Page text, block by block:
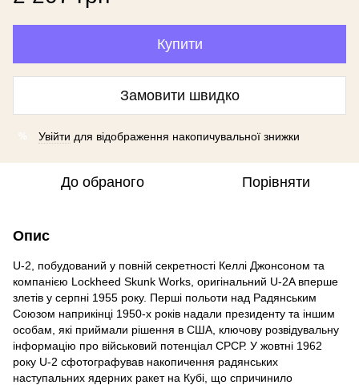
Купити
Замовити швидко
% Увійти для відображення накопичувальної знижки
До обраного Порівняти
Опис
U-2, побудований у повній секретності Келлі Джонсоном та
компанією Lockheed Skunk Works, оригінальний U-2A вперше
злетів у серпні 1955 року. Перші польоти над Радянським
Союзом наприкінці 1950-х років надали президенту та іншим
особам, які приймали рішення в США, ключову розвідувальну
інформацію про військовий потенціал СРСР. У жовтні 1962
року U-2 сфотографував накопичення радянських
наступальних ядерних ракет на Кубі, що спричинило